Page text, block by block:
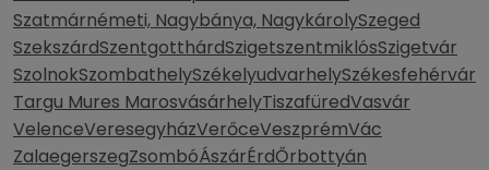
Szatmárnémeti, Nagybánya, NagykárolySzeged
SzekszárdSzentgotthárdSzigetszentmiklósSzigetvár
SzolnokSzombathelySzékelyudvarhelySzékesfehérvár
Targu Mures MarosvásárhelyTiszafüredVasvár
VelenceVeresegyházVerőceVeszprémVác
ZalaegerszegZsombóÁszárÉrdŐrbottyán